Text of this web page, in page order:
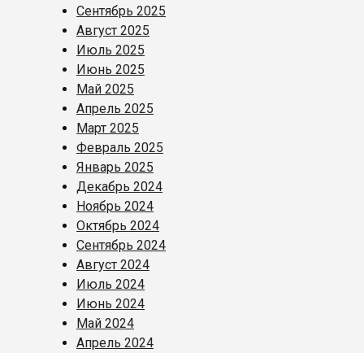
Сентябрь 2025
Август 2025
Июль 2025
Июнь 2025
Май 2025
Апрель 2025
Март 2025
Февраль 2025
Январь 2025
Декабрь 2024
Ноябрь 2024
Октябрь 2024
Сентябрь 2024
Август 2024
Июль 2024
Июнь 2024
Май 2024
Апрель 2024